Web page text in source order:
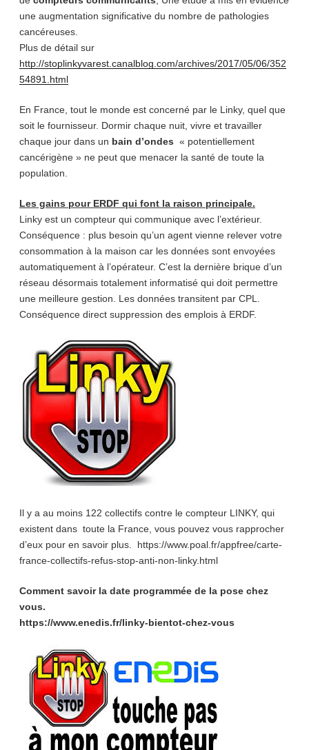
une augmentation significative du nombre de pathologies
cancéreuses.
Plus de détail sur
http://stoplinkyvarest.canalblog.com/archives/2017/05/06/352
54891.html
En France, tout le monde est concerné par le Linky, quel que
soit le fournisseur. Dormir chaque nuit, vivre et travailler
chaque jour dans un bain d’ondes « potentiellement
cancérigène » ne peut que menacer la santé de toute la
population.
Les gains pour ERDF qui font la raison principale.
Linky est un compteur qui communique avec l’extérieur.
Conséquence : plus besoin qu’un agent vienne relever votre
consommation à la maison car les données sont envoyées
automatiquement à l’opérateur. C’est la dernière brique d’un
réseau désormais totalement informatisé qui doit permettre
une meilleure gestion. Les données transitent par CPL.
Conséquence direct suppression des emplois à ERDF.
Il y a au moins 122 collectifs contre le compteur LINKY, qui
existent dans toute la France, vous pouvez vous rapprocher
d’eux pour en savoir plus. https://www.poal.fr/appfree/carte-
france-collectifs-refus-stop-anti-non-linky.html
Comment savoir la date programmée de la pose chez
vous.
https://www.enedis.fr/linky-bientot-chez-vous